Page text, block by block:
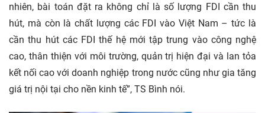
nhiên, bài toán đặt ra không chỉ là số lượng FDI cần thu
hút, mà còn là chất lượng các FDI vào Việt Nam – tức là
cần thu hút các FDI thế hệ mới tập trung vào công nghệ
cao, thân thiện với môi trường, quản trị hiện đại và lan tỏa
kết nối cao với doanh nghiệp trong nước cũng như gia tăng
giá trị nội tại cho nền kinh tế”, TS Bình nói.